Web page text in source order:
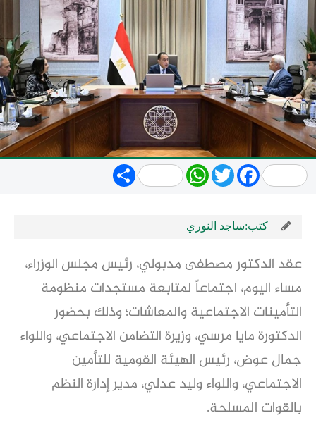
Share WhatsApp
TwitterFacebook
كتب:ساجد النوري
عقد الدكتور مصطفى مدبولي، رئيس مجلس الوزراء،
مساء اليوم، اجتماعاً لمتابعة مستجدات منظومة
التأمينات الاجتماعية والمعاشات؛ وذلك بحضور
الدكتورة مايا مرسي، وزيرة التضامن الاجتماعي، واللواء
جمال عوض، رئيس الهيئة القومية للتأمين
الاجتماعي، واللواء وليد عدلي، مدير إدارة النظم
بالقوات المسلحة.